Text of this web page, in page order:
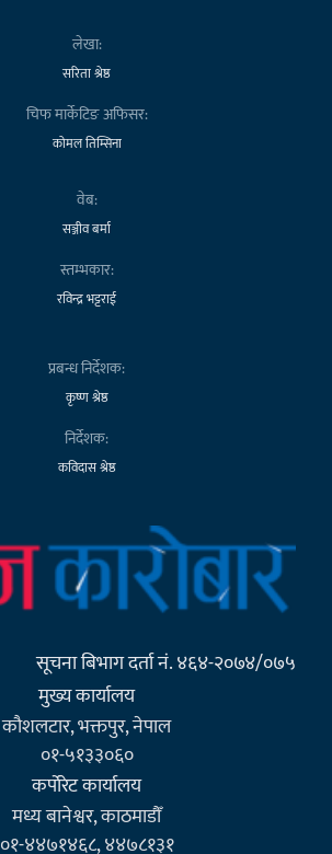
लेखा:
सरिता श्रेष्ठ
चिफ मार्केटिङ अफिसर:
कोमल तिम्सिना
वेब:
सञ्जीव बर्मा
स्तम्भकार:
रविन्द्र भट्टराई
प्रबन्ध निर्देशक:
कृष्ण श्रेष्ठ
निर्देशक:
कविदास श्रेष्ठ
सूचना बिभाग दर्ता नं. ४६४-२०७४/०७५
मुख्य कार्यालय
कौशलटार, भक्तपुर, नेपाल
०१-५१३३०६०
कर्पाेरेट कार्यालय
मध्य बानेश्वर, काठमाडौँ
०१-४४७१४६८, ४४७८१३१